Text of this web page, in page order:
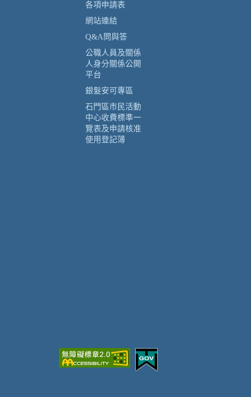
各項申請表
網站連結
Q&A問與答
公職人員及關係
人身分關係公開
平台
銀髮安可專區
石門區市民活動
中心收費標準一
覽表及申請核准
使用登記簿